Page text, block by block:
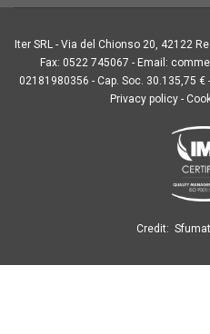
Iter SRL - Via del Chionso 20, 42122
Fax: 0522 745067 - Email:
02181980356 - Cap. Soc. 30.135,75 €
Privacy policy -
Credit: